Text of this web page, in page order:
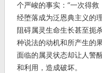
个严峻的事实：“一次得
经堕落成为泛恩典主义的
阻碍属灵生命生长甚至扼
种说法的动机和所产生的
面临的属灵状态却让人警
和利用，造成破坏。